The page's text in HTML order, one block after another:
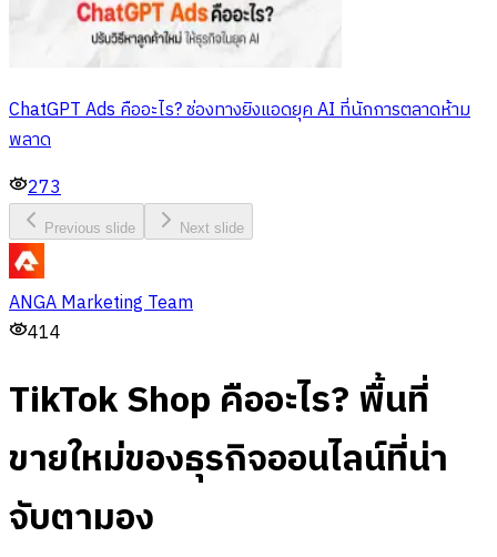
ChatGPT Ads คืออะไร? ช่องทางยิงแอดยุค AI ที่นักการตลาดห้าม
พลาด
273
Previous slide Next slide
ANGA Marketing Team
414
TikTok Shop คืออะไร? พื้นที่
ขายใหม่ของธุรกิจออนไลน์ที่น่า
จับตามอง